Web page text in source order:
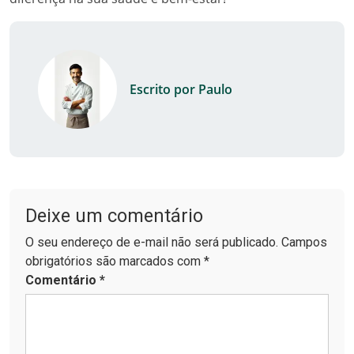
Escrito por Paulo
Deixe um comentário
O seu endereço de e-mail não será publicado. Campos
obrigatórios são marcados com *
Comentário *